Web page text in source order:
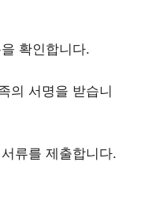
확인합니다.
의 서명을 받습니
류를 제출합니다.